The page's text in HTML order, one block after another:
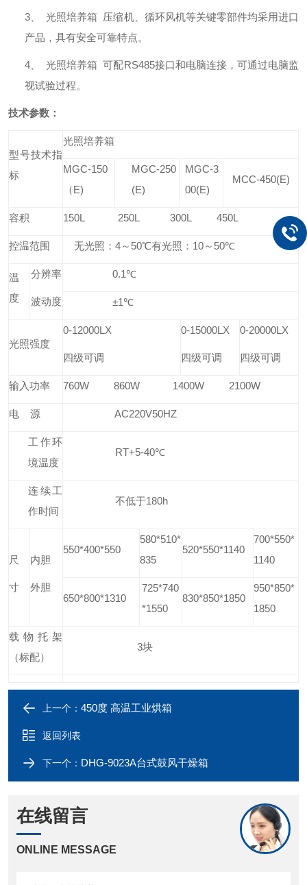
3、 光照培养箱 压缩机、循环风机等关键零部件均采用进口
产品，具有安全可靠特点。
4、 光照培养箱 可配RS485接口和电脑连接，可通过电脑监
视试验过程。
技术参数 ：
型号技术指
标
光照培养箱
MGC-150
（E)
MGC-250
(E)
MGC-3
00(E)
MCC-450(E)
容积 150L 250L 300L 450L
控温范围 无光照： 4～ 50℃有光照： 10～ 50℃
温
度
分辨率
波动度
0.1℃
±1℃
光照强度
0-12000LX
四级可调
0-15000LX
四级可调
0-20000LX
四级可调
输入功率 760W 860W 1400W 2100W
电 源 AC220V50HZ
工作环
境温度
RT+5-40℃
连续工
作时间
不低于180h
尺
寸
内胆
外胆
550*400*550
580*510*
835
520*550*1140
700*550*
1140
650*800*1310
725*740
*1550
830*850*1850
950*850*
1850
载物托架
（标配）
3块
上一个： 450度 高温工业烘箱
返回列表
下一个： DHG-9023A台式鼓风干燥箱
在线留言
ONLINE MESSAGE